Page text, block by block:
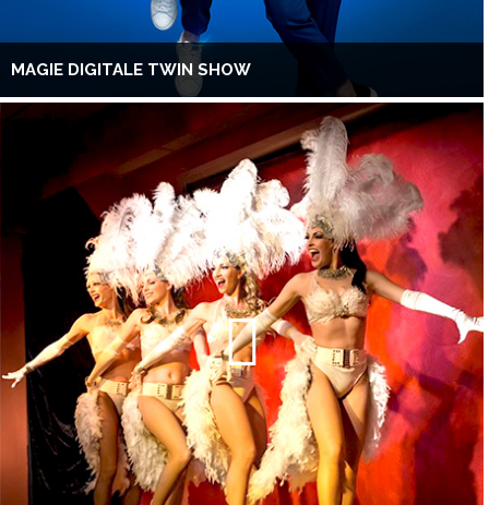
MAGIE DIGITALE TWIN SHOW